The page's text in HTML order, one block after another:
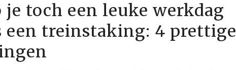
je toch een leuke werkdag
een treinstaking: 4 prettige